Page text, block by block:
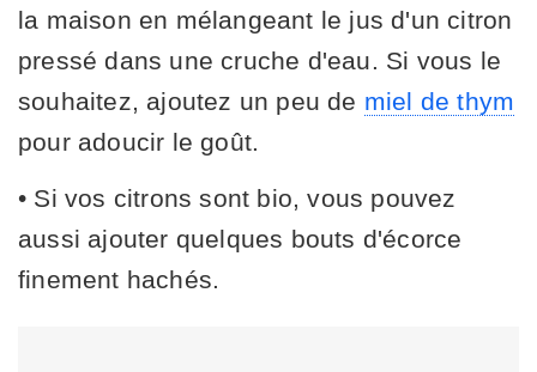
la maison en mélangeant le jus d'un citron
pressé dans une cruche d'eau. Si vous le
souhaitez, ajoutez un peu de miel de thym
pour adoucir le goût.
• Si vos citrons sont bio, vous pouvez
aussi ajouter quelques bouts d'écorce
finement hachés.